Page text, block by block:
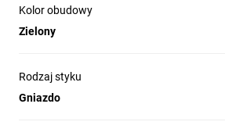
Kolor obudowy
Zielony
Rodzaj styku
Gniazdo